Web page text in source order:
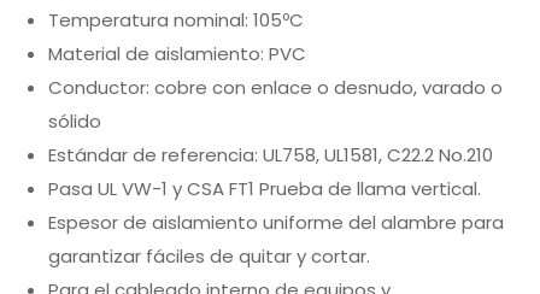
Temperatura nominal: 105ºC
Material de aislamiento: PVC
Conductor: cobre con enlace o desnudo, varado o
sólido
Estándar de referencia: UL758, UL1581, C22.2 No.210
Pasa UL VW-1 y CSA FT1 Prueba de llama vertical.
Espesor de aislamiento uniforme del alambre para
garantizar fáciles de quitar y cortar.